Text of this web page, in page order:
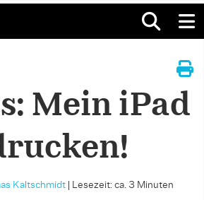
Mein iPad
Kaltschmidt Lesezeit: ca. 3 Minuten